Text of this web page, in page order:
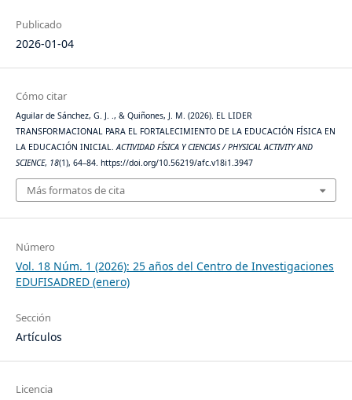
Publicado
2026-01-04
Cómo citar
Aguilar de Sánchez, G. J. ., & Quiñones, J. M. (2026). EL LIDER
TRANSFORMACIONAL PARA EL FORTALECIMIENTO DE LA EDUCACIÓN FÍSICA EN
LA EDUCACIÓN INICIAL.ACTIVIDAD FÍSICA Y CIENCIAS / PHYSICAL ACTIVITY AND
SCIENCE, 18(1), 64–84. https://doi.org/10.56219/afc.v18i1.3947
Más formatos de cita
Número
Vol. 18 Núm. 1 (2026): 25 años del Centro de Investigaciones
EDUFISADRED (enero)
Sección
Artículos
Licencia